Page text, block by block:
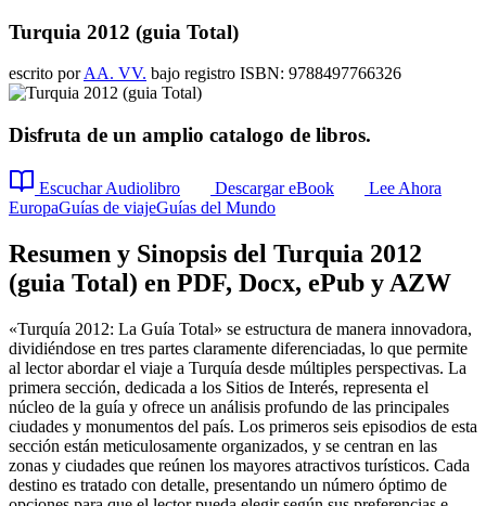
Turquia 2012 (guia Total)
escrito porAA. VV. bajo registro ISBN: 9788497766326
Disfruta de un amplio catalogo de libros.
Escuchar Audiolibro Descargar eBook
Lee Ahora
EuropaGuías de viajeGuías del Mundo
Resumen y Sinopsis del Turquia 2012
(guia Total) en PDF, Docx, ePub y AZW
«Turquía 2012: La Guía Total» se estructura de manera innovadora,
dividiéndose en tres partes claramente diferenciadas, lo que permite
al lector abordar el viaje a Turquía desde múltiples perspectivas. La
primera sección, dedicada a los Sitios de Interés, representa el
núcleo de la guía y ofrece un análisis profundo de las principales
ciudades y monumentos del país. Los primeros seis episodios de esta
sección están meticulosamente organizados, y se centran en las
zonas y ciudades que reúnen los mayores atractivos turísticos. Cada
destino es tratado con detalle, presentando un número óptimo de